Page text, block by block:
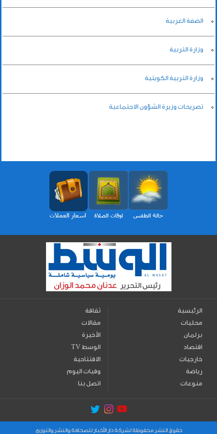
الضفة الغربية
وزارة التربية
وزارة التربية الكويتية
تصريحات وزيرة الشؤون الاجتماعية
الرئيسية
محليات
برلمان
اقتصاد
خارجيات
رياضة
منوعات
ثقافة
مقالات
الأخيرة
TV الوسط
الافتتاحية
وفيات اليوم
اتصل بنا
حقوق النشر محفوظة لشركة دار الأخبار للصحافة والنشر والتوزيع